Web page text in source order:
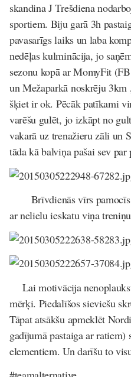
skandina J Trešdiena
sportiem. Biju garā 3h
pavasarīgs laiks un laba
nedēļas kulminācija, jo
sezonu kopā ar MomyFit
un Mežaparkā noskrēju 3km
šķiet ir ok. Pēcāk patīkami
varēšu gulēt, jo izkāpt no
vakarā uz trenažieru zāli un
tāda kā balviņa pašai sev par
Brīvdienās vīrs pamocīs
ar nelielu ieskatu viņa
Lai motivācija
mērķi. Piedalīšos sieviešu
Tāpat atsākšu apmeklēt
gadījumā pastaiga ar ratiem)
elementiem. Un darīšu to